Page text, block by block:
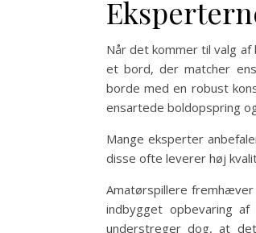
Når det kommer til valg
et bord, der matcher
borde med en robust
ensartede boldopspring
Mange eksperter
disse ofte leverer høj
Amatørspillere
indbygget opbevaring
understreger dog, at